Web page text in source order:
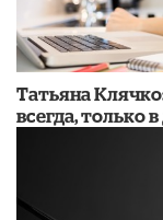
​Татьяна
всегда, только